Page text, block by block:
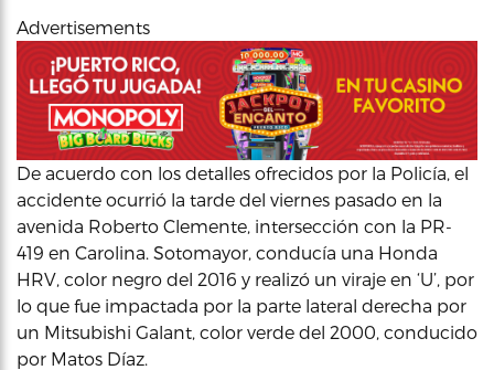
Advertisements
De acuerdo con los detalles ofrecidos por la Policía, el
accidente ocurrió la tarde del viernes pasado en la
avenida Roberto Clemente, intersección con la PR-
419 en Carolina. Sotomayor, conducía una Honda
HRV, color negro del 2016 y realizó un viraje en ‘U’, por
lo que fue impactada por la parte lateral derecha por
un Mitsubishi Galant, color verde del 2000, conducido
por Matos Díaz.